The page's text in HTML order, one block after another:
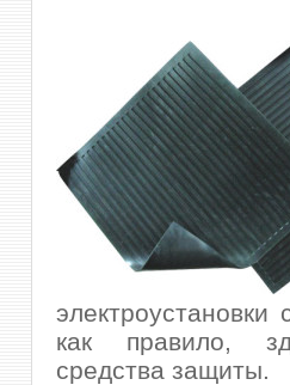
как правило,
средства защиты.